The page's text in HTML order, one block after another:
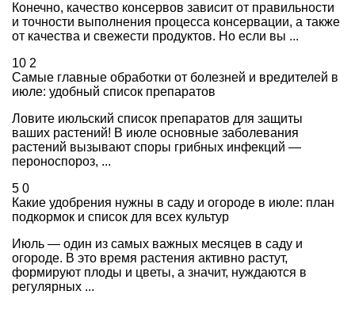
Конечно, качество консервов зависит от правильности
и точности выполнения процесса консервации, а также
от качества и свежести продуктов. Но если вы ...
10 2
Самые главные обработки от болезней и вредителей в
июле: удобный список препаратов
Ловите июльский список препаратов для защиты
ваших растений! В июле основные заболевания
растений вызывают споры грибных инфекций —
пероноспороз, ...
5 0
Какие удобрения нужны в саду и огороде в июле: план
подкормок и список для всех культур
Июль — один из самых важных месяцев в саду и
огороде. В это время растения активно растут,
формируют плоды и цветы, а значит, нуждаются в
регулярных ...